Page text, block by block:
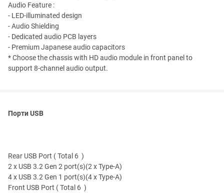
Audio Feature :
- LED-illuminated design
- Audio Shielding
- Dedicated audio PCB layers
- Premium Japanese audio capacitors
* Choose the chassis with HD audio module in front panel to
support 8-channel audio output.
Порти USB
Rear USB Port ( Total 6 )
2 x USB 3.2 Gen 2 port(s)(2 x Type-A)
4 x USB 3.2 Gen 1 port(s)(4 x Type-A)
Front USB Port ( Total 6 )